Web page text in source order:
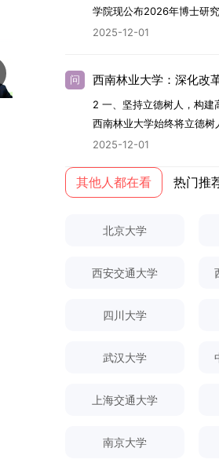
展方向，培育具备科学家素
力，系统掌握学科前沿知识
（0805）、化学（0703）
（0809）、材料与化工（
（0855）、电子信息（
（二）招生名额2026年度
名。具体招生院系及导师信
（三）选拔途径共设置三种
质择优录取。（四）培养类
学籍管理联合培养学生学籍
（二）培养阶段划分培养过
进入苏州实验室，依托其重
的，将获发上海交通大学博
平科研平台学生可参与国家
学院现公布2026年博士研
章。2026年，学院博士研究
经济学院2026年博士生招
取人数将根据国家最终下
情况进行适当调整。除国家
定向就业考生的比例原则上
校学习。二、报考流程（一
拥护中国共产党的领导，品
生章程》中列出的各项基
份由正高级职称专家亲笔书
具。4.以同等学力身份报考
科领域内发表期刊文章，其
成人获得省部级二等奖及以
排名前三。（二）网上报名
2025-12-01
问 西南林业大学：深化改
2 一、坚持立德树人，构建
西南林业大学始终将立德树
本任务，积极响应“教育强
党建引领研究生思想政治教
究生导师立德树人职责实施
才兼备、科技报国的远大志
合。同时，学校制定《关于
诚信与学术道德教育，弘
心，将思想政治教育贯穿研
生成长中的关键角色，推动
2025-12-01
其他人都在看 热门推
北京大学
西安交通大学
四川大学
武汉大学
上海交通大学
南京大学